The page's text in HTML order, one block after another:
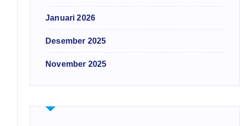
Januari 2026
Desember 2025
November 2025